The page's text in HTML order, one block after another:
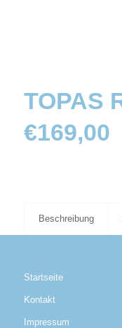
TOPAS
€169,00
Beschreibung
Startseite
Kontakt
Impressum